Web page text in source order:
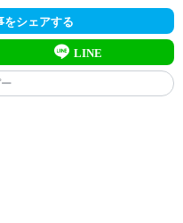
をシェアする
LINE